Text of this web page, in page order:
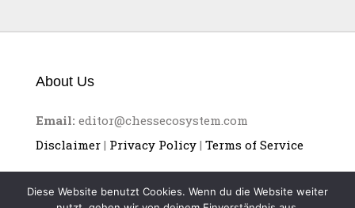
About Us
Email: editor@chessecosystem.com
Disclaimer | Privacy Policy | Terms of Service
Diese Website benutzt Cookies. Wenn du die Website weiter